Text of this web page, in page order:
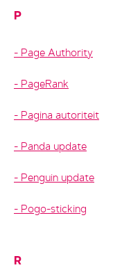
P
Page Authority
PageRank
Pagina autoriteit
Panda update
Penguin update
Pogo-sticking
R